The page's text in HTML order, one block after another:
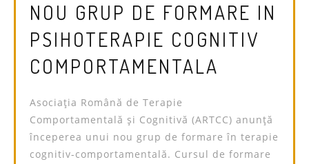
NOU GRUP DE FORMARE IN
PSIHOTERAPIE COGNITIV
COMPORTAMENTALA
Asociația Română de Terapie
Comportamentală și Cognitivă (ARTCC) anunță
începerea unui nou grup de formare în terapie
cognitiv-comportamentală. Cursul de formare